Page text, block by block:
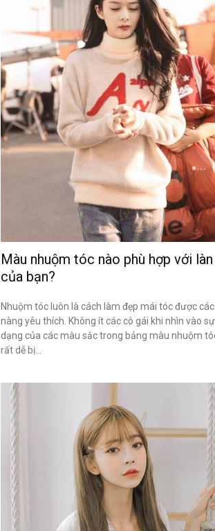
Màu nhuộm tóc nào phù hợp với
của bạn?
Nhuộm tóc luôn là cách làm đẹp mái tóc được các
nàng yêu thích. Không ít các cô gái khi nhìn vào
dạng của các màu sắc trong bảng màu nhuộm
rất dễ bị...